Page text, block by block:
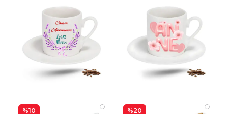
%10 %20